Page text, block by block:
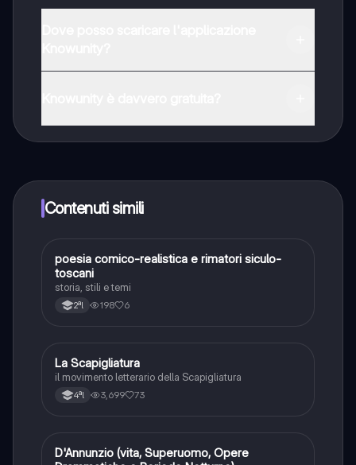
Knowunity Premium, che consente di studiare senza
alcun limite!!
Contenuti simili
Italiano
poesia comico-realistica e rimatori siculo-
toscani
storia, stili e temi
2ªl 198 6
Italiano
La Scapigliatura
il movimento letterario della Scapigliatura
4ªl 3,699 73
Italiano
D'Annunzio (vita, Superuomo, Opere